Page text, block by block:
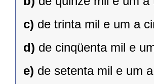
c) de trinta mil e um a
d) de cinqüenta mil e
e) de setenta mil e um